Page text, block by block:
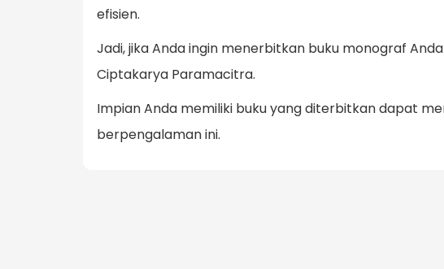
efisien.
Jadi, jika Anda ingin menerbitkan buku monograf
Ciptakarya Paramacitra.
Impian Anda memiliki buku yang diterbitkan dapat
berpengalaman ini.